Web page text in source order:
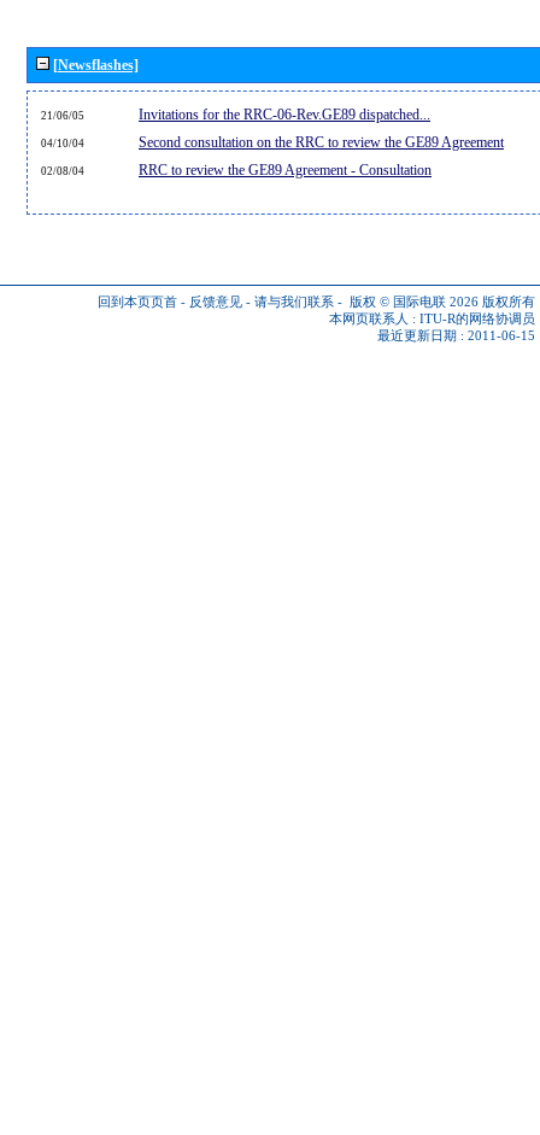
[Newsflashes]
21/06/05 Invitations for the RRC-06-Rev.GE89 dispatched...
04/10/04 Second consultation on the RRC to review the GE89 Agreement
02/08/04 RRC to review the GE89 Agreement - Consultation
回到本页页首 - 反馈意见 - 请与我们联系 - 版权 © 国际电联 2026 版权所有
本网页联系人 : ITU-R的网络协调员
最近更新日期 : 2011-06-15